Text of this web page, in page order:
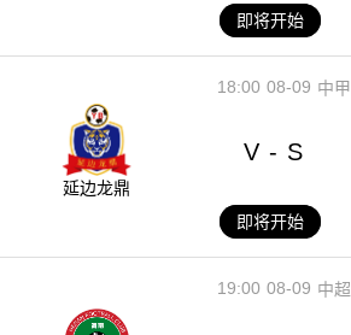
即将开始
08-09
18:00 中甲
延边龙鼎
V - S
即将开始
08-09
19:00 中超